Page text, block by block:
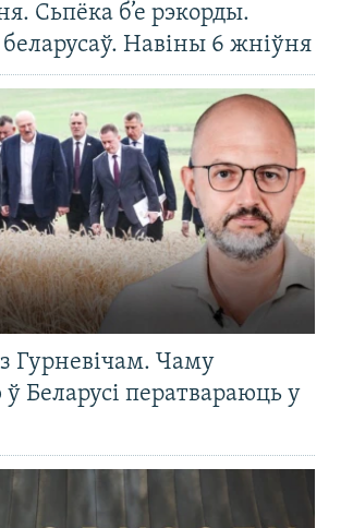
Сьпёка б’е рэкорды.
Навіны 6 жніўня
Гурневічам. Чаму
Беларусі ператвараюць у